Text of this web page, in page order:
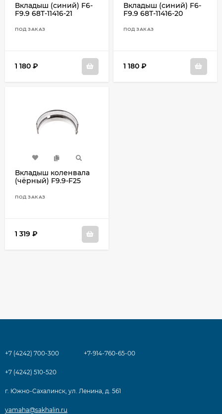
Вкладыш (синий) F6-
F9.9 68T-11416-21
ПОД ЗАКАЗ
1 180 ₽
Вкладыш (синий) F6-
F9.9 68T-11416-20
ПОД ЗАКАЗ
1 180 ₽
Вкладыш коленвала
(чёрный) F9.9-F25
ПОД ЗАКАЗ
1 319 ₽
+7 (4242) 700-300 +7-914-760-65-00
+7 (4242) 510-520
г. Южно-Сахалинск, ул. Ленина, д. 561
yamaha@sakhalin.ru